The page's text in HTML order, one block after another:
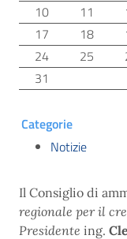
10
11
17
18
24
25
31
Categorie
Notizie
Il Consiglio di
regionale per il
Presidente ing.